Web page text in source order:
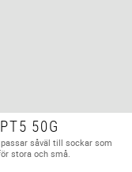
50G
såväl till sockar som
stora och små.